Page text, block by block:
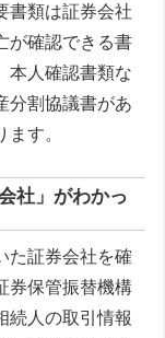
書類は証券会社
が確認できる書
本人確認書類な
分割協議書があ
す。
社」がわかっ
た証券会社を確
券保管振替機構
続人の取引情報